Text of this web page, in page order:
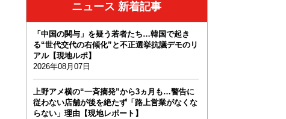
ニュース 新着記事
「中国の関与」を疑う若者たち…韓国で起き
る“世代交代の右傾化”と不正選挙抗議デモのリ
アル【現地ルポ】
2026年08月07日
上野アメ横の“一斉摘発”から3ヵ月も…警告に
従わない店舗が後を絶たず「路上営業がなくな
らない」理由【現地レポート】